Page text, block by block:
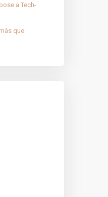
a Tech-
que